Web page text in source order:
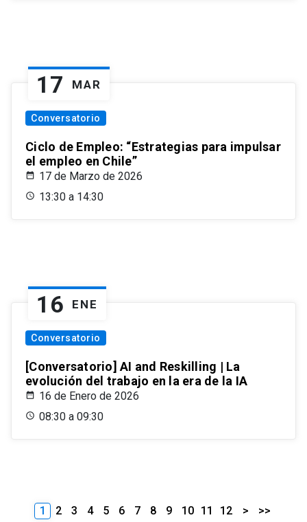
17 MAR
Conversatorio
Ciclo de Empleo: “Estrategias para impulsar
el empleo en Chile”
17 de Marzo de 2026
13:30 a 14:30
16 ENE
Conversatorio
[Conversatorio] AI and Reskilling | La
evolución del trabajo en la era de la IA
16 de Enero de 2026
08:30 a 09:30
1 2 3 4 5 6 7 8 9 10 11 12 > >>